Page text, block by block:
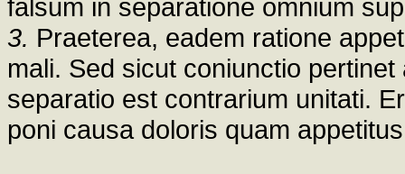
falsum in separatione omnium
3. Praeterea, eadem ratione
mali. Sed sicut coniunctio
separatio est contrarium unitati.
poni causa doloris quam